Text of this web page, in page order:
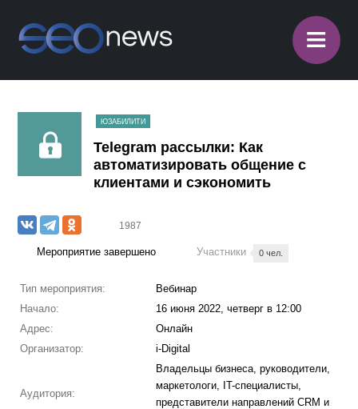
≡
ЮЗАБИЛИТИ
Telegram рассылки: Как
автоматизировать общение с
клиентами и сэкономить
1987
Мероприятие завершено Участники 0 чел.
Тип мероприятия:
Вебинар
Начало:
16 июня 2022, четверг в 12:00
Адрес:
Онлайн
Организатор:
i-Digital
Аудитория:
Владельцы бизнеса, руководители,
маркетологи, IT-специалисты,
представители направлений CRM и